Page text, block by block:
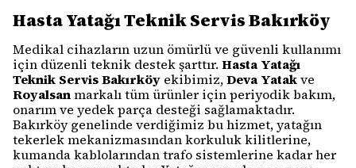
Hasta Yatağı Teknik Servis Bakırköy
Medikal cihazların uzun ömürlü ve güvenli kullanımı
için düzenli teknik destek şarttır. Hasta Yatağı
Teknik Servis Bakırköy ekibimiz,Deva Yatakve
Royalsanmarkalı tüm ürünler için periyodik bakım,
onarım ve yedek parça desteği sağlamaktadır.
Bakırköy genelinde verdiğimiz bu hizmet, yatağın
tekerlek mekanizmasından korkuluk kilitlerine,
kumanda kablolarından trafo sistemlerine kadar her